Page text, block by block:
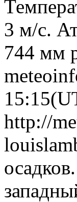
3 м/с.
744 мм
http://